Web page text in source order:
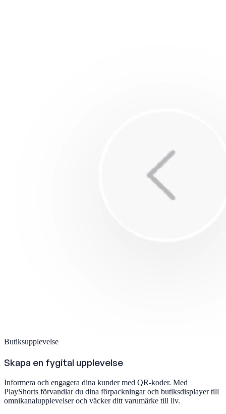
Butiksupplevelse
Skapa en fygital upplevelse
Informera och engagera dina kunder med QR-koder. Med
PlayShorts förvandlar du dina förpackningar och butiksdisplayer till
omnikanalupplevelser och väcker ditt varumärke till liv.